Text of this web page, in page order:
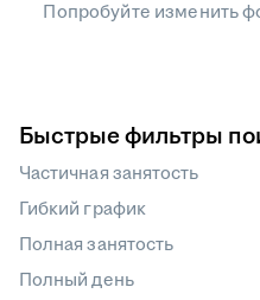
Попробуйте изменить
Быстрые фильтры
Частичная занятость
Гибкий график
Полная занятость
Полный день